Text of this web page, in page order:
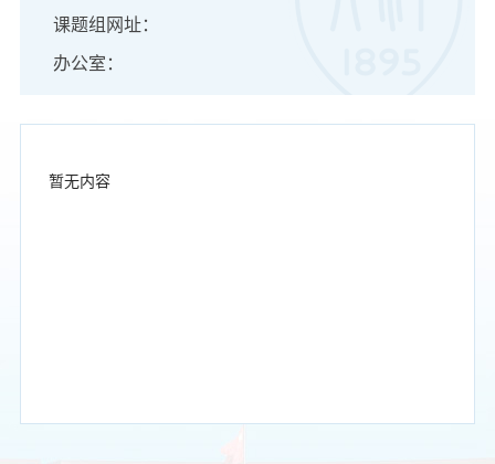
课题组网址：
办公室：
暂无内容